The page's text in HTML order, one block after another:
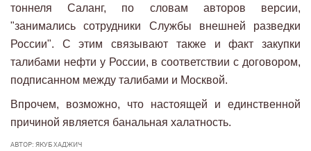
тоннеля Саланг, по словам авторов версии,
"занимались сотрудники Службы внешней разведки
России". С этим связывают также и факт закупки
талибами нефти у России, в соответствии с договором,
подписанном между талибами и Москвой.
Впрочем, возможно, что настоящей и единственной
причиной является банальная халатность.
АВТОР: ЯКУБ ХАДЖИЧ